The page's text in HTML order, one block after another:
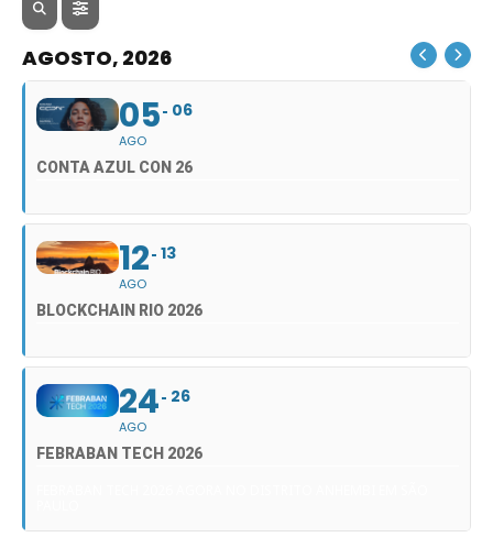
AGOSTO, 2026
05
AGO
06
CONTA AZUL CON 26
12
AGO
13
BLOCKCHAIN RIO 2026
24
AGO
26
FEBRABAN TECH 2026